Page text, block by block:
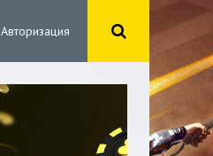
Авторизация